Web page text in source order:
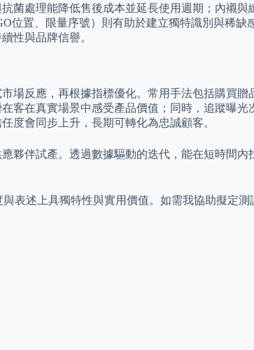
菌處理能降低售後成本並延長使用週期；內襯
置、限量序號）則有助於建立獨特識別與稀
性與品牌信譽。
場反應，再根據指標優化。常用手法包括購買
客在真實場景中感受產品價值；同時，追蹤曝
度會同步上升，長期可轉化為忠誠顧客。
夥伴試產。透過數據驅動的迭代，能在短時間
表述上具獨特性與實用價值。如需我協助擬定